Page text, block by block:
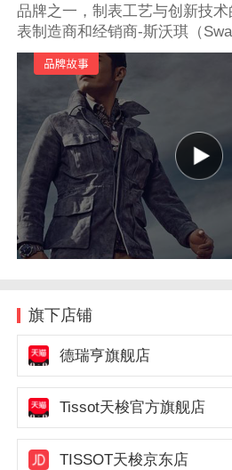
品牌之一，制表工艺与创新技
表制造商和经销商-斯沃琪（
旗下店铺
德瑞亨旗舰店
Tissot天梭官方旗舰店
TISSOT天梭京东店